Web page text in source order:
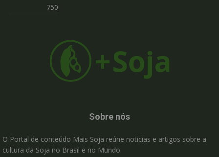
750
Sobre nós
O Portal de conteúdo Mais Soja reúne noticias e artigos sobre a
cultura da Soja no Brasil e no Mundo.